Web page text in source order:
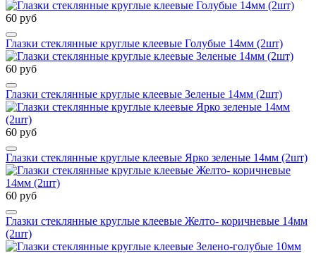
60 руб
Глазки стеклянные круглые клеевые Голубые 14мм (2шт)
60 руб
Глазки стеклянные круглые клеевые Зеленые 14мм (2шт)
60 руб
Глазки стеклянные круглые клеевые Ярко зеленые 14мм (2шт)
60 руб
Глазки стеклянные круглые клеевые Желто- коричневые 14мм
(2шт)